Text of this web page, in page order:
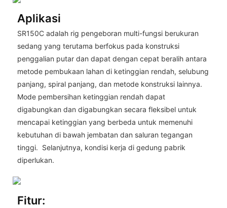
Aplikasi
SR150C adalah rig pengeboran multi-fungsi berukuran
sedang yang terutama berfokus pada konstruksi
penggalian putar dan dapat dengan cepat beralih antara
metode pembukaan lahan di ketinggian rendah, selubung
panjang, spiral panjang, dan metode konstruksi lainnya.
Mode pembersihan ketinggian rendah dapat
digabungkan dan digabungkan secara fleksibel untuk
mencapai ketinggian yang berbeda untuk memenuhi
kebutuhan di bawah jembatan dan saluran tegangan
tinggi. Selanjutnya, kondisi kerja di gedung pabrik
diperlukan.
Fitur: